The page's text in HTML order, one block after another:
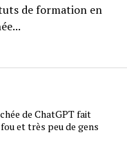
de formation en
de ChatGPT fait
et très peu de gens